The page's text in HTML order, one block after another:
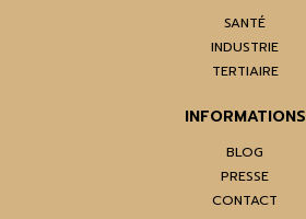
SANTÉ
INDUSTRIE
TERTIAIRE
INFORMATIONS
BLOG
PRESSE
CONTACT